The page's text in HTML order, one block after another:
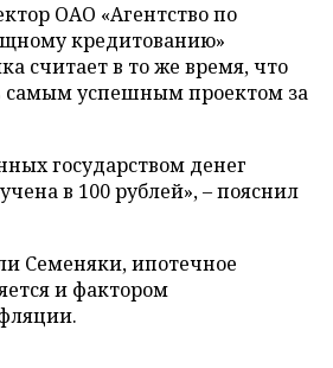
ОАО «Агентство по
кредитованию»
считает в то же время, что
самым успешным проектом за
государством денег
в 100 рублей», – пояснил
Семеняки, ипотечное
и фактором